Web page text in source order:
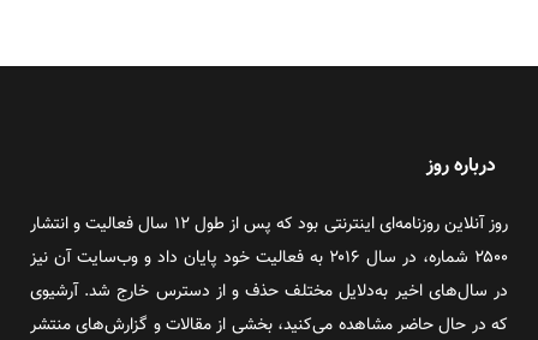
درباره روز
روز آنلاین روزنامه‌ای اینترنتی بود که پس از طول ۱۲ سال فعالیت و انتشار
۲۵۰۰ شماره، در سال ۲۰۱۶ به فعالیت خود پایان داد و وب‌سایت آن نیز
در سال‌های اخیر به‌دلایل مختلف حذف و از دسترس خارج شد. آرشیوی
که در حال حاضر مشاهده می‌کنید، بخشی از مقالات و گزارش‌های منتشر